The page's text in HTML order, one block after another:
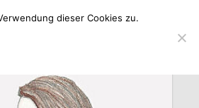
dieser Cookies zu.